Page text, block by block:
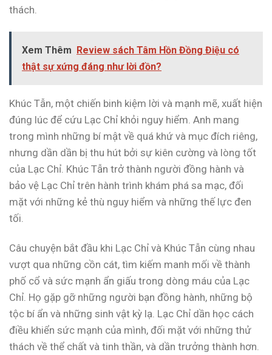
thách.
Xem Thêm Review sách Tâm Hồn Đồng Điệu có
thật sự xứng đáng như lời đồn?
Khúc Tẫn, một chiến binh kiệm lời và mạnh mẽ, xuất hiện
đúng lúc để cứu Lạc Chỉ khỏi nguy hiểm. Anh mang
trong mình những bí mật về quá khứ và mục đích riêng,
nhưng dần dần bị thu hút bởi sự kiên cường và lòng tốt
của Lạc Chỉ. Khúc Tẫn trở thành người đồng hành và
bảo vệ Lạc Chỉ trên hành trình khám phá sa mạc, đối
mặt với những kẻ thù nguy hiểm và những thế lực đen
tối.
Câu chuyện bắt đầu khi Lạc Chỉ và Khúc Tẫn cùng nhau
vượt qua những cồn cát, tìm kiếm manh mối về thành
phố cổ và sức mạnh ẩn giấu trong dòng máu của Lạc
Chỉ. Họ gặp gỡ những người bạn đồng hành, những bộ
tộc bí ẩn và những sinh vật kỳ lạ. Lạc Chỉ dần học cách
điều khiển sức mạnh của mình, đối mặt với những thử
thách về thể chất và tinh thần, và dần trưởng thành hơn.